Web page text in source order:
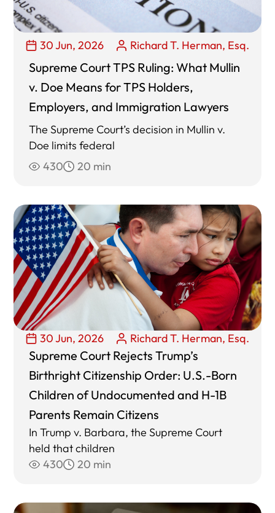
30 Jun, 2026 Richard T. Herman, Esq.
Supreme Court TPS Ruling: What Mullin
v. Doe Means for TPS Holders,
Employers, and Immigration Lawyers
The Supreme Court’s decision in Mullin v.
Doe limits federal
430
20 min
30 Jun, 2026 Richard T. Herman, Esq.
Supreme Court Rejects Trump’s
Birthright Citizenship Order: U.S.-Born
Children of Undocumented and H-1B
Parents Remain Citizens
In Trump v. Barbara, the Supreme Court
held that children
430
20 min